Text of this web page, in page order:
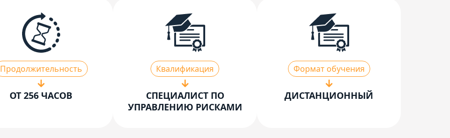
Продолжительность
ОТ 256 ЧАСОВ
Квалификация
СПЕЦИАЛИСТ ПО
УПРАВЛЕНИЮ РИСКАМИ
Формат обучения
ДИСТАНЦИОННЫЙ